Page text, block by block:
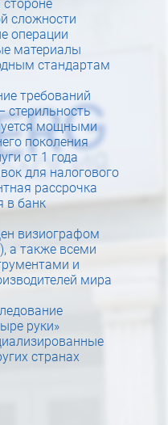
стороне
сложности
операции
материалы
стандартам
требований
стерильность
мощными
поколения
от 1 года
для налогового
рассрочка
в банк
визиографом
а также всеми
и
мира
руки»
странах